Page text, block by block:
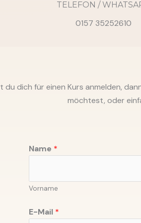
TELEFON /
0157 35252610
du dich für einen Kurs anmelden,
möchtest, oder
Name *
Vorname
E-Mail *